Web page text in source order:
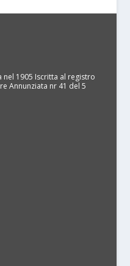
nel 1905 Iscritta al registro
Annunziata nr 41 del 5